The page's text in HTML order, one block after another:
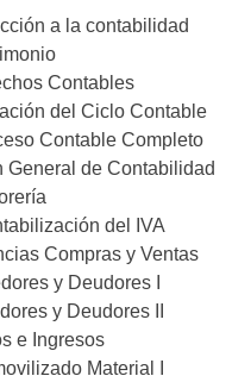
a la contabilidad
Contables
del Ciclo Contable
Contable Completo
General de Contabilidad
del IVA
Compras y Ventas
y Deudores I
y Deudores II
e Ingresos
Material I